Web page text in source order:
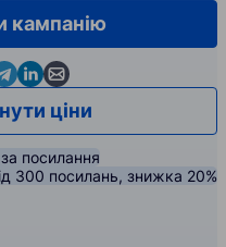
кампанію
in Messenger
us in WhatsApp
us in Telegram
Contact us in Linkedin
Contact us by email
ціни
за посилання
300 посилань, знижка 20%